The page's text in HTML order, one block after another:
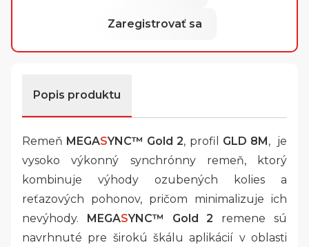
Zaregistrovať sa
Popis produktu
Remeň MEGASYNC™ Gold 2, profil GLD 8M , je
vysoko výkonný synchrónny remeň, ktorý
kombinuje výhody ozubených kolies a
reťazových pohonov, pričom minimalizuje ich
nevýhody.
MEGASYNC™ Gold 2 remene sú
navrhnuté pre širokú škálu aplikácií v oblasti